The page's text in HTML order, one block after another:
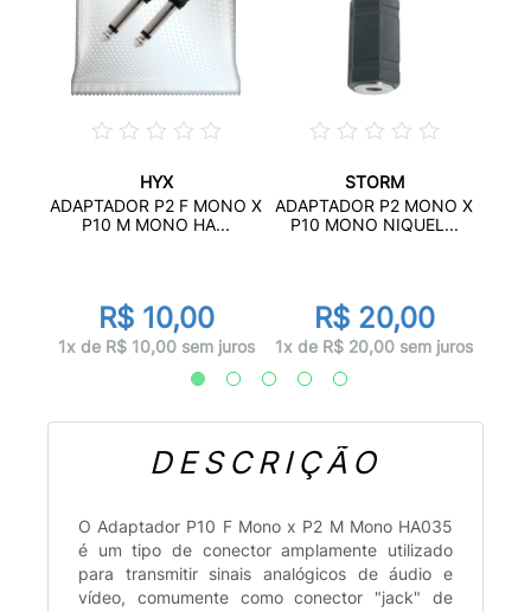
HYX
ADAPTADOR P2 F MONO X
P10 M MONO HA...
R$ 10,00
1x de R$ 10,00 sem juros
STORM
ADAPTADOR P2 MONO X
P10 MONO NIQUEL...
R$ 20,00
1x de R$ 20,00 sem juros
DESCRIÇÃO
O Adaptador P10 F Mono x P2 M Mono HA035
é um tipo de conector amplamente utilizado
para transmitir sinais analógicos de áudio e
vídeo, comumente como conector "jack" de